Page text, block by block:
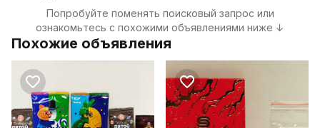
Попробуйте поменять поисковый запрос или
ознакомьтесь с похожими объявлениями ниже ↓
Похожие объявления